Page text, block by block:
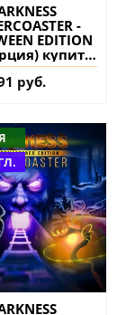
-
EDITION
купить
аккаунт
руб.